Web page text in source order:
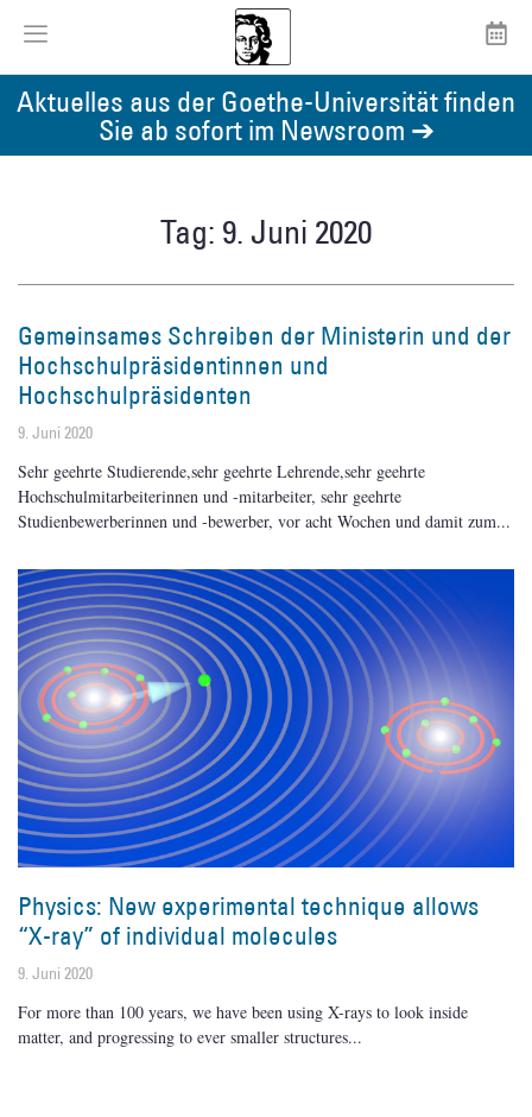
Aktuelles aus der Goethe-Universität finden
Sie ab sofort im Newsroom ➔
Tag: 9. Juni 2020
Gemeinsames Schreiben der Ministerin und der
Hochschulpräsidentinnen und
Hochschulpräsidenten
9. Juni 2020
Sehr geehrte Studierende,sehr geehrte Lehrende,sehr geehrte
Hochschulmitarbeiterinnen und -mitarbeiter, sehr geehrte
Studienbewerberinnen und -bewerber, vor acht Wochen und damit zum
Physics: New experimental technique allows
“X-ray” of individual molecules
9. Juni 2020
For more than 100 years, we have been using X-rays to look inside
matter, and progressing to ever smaller structures